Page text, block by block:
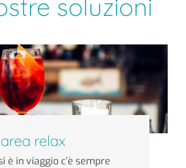
soluzioni
relax
è in viaggio c’è sempre